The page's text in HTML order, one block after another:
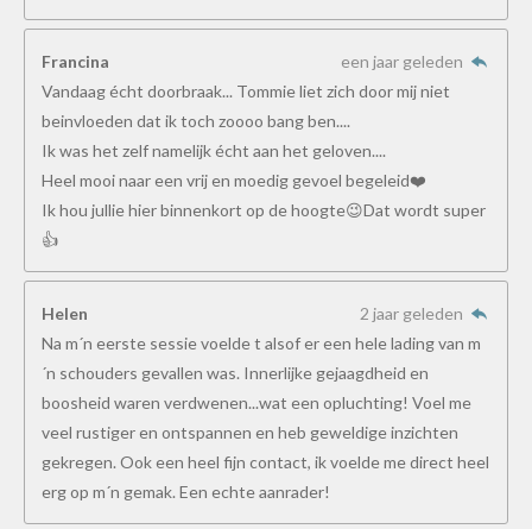
Francina
een jaar geleden
Vandaag écht doorbraak... Tommie liet zich door mij niet
beinvloeden dat ik toch zoooo bang ben....
Ik was het zelf namelijk écht aan het geloven....
Heel mooi naar een vrij en moedig gevoel begeleid❤️
Ik hou jullie hier binnenkort op de hoogte😉Dat wordt super
👍
Helen
2 jaar geleden
Na m´n eerste sessie voelde t alsof er een hele lading van m
´n schouders gevallen was. Innerlijke gejaagdheid en
boosheid waren verdwenen...wat een opluchting! Voel me
veel rustiger en ontspannen en heb geweldige inzichten
gekregen. Ook een heel fijn contact, ik voelde me direct heel
erg op m´n gemak. Een echte aanrader!